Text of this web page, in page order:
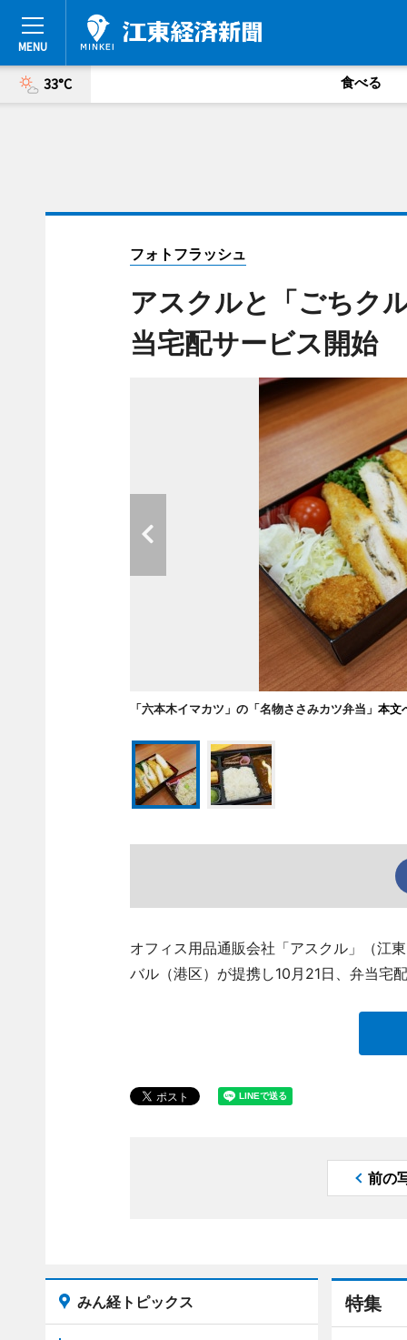
33°C 食べる
フォトフラッシュ
アスクルと「ごちク
当宅配サービス開始
「六本木イマカツ」の「名物ささみカツ弁当」 本文
オフィス用品通販会社「アスクル」（江
バル（港区）が提携し10月21日、弁当宅
前の
特集
みん経トピックス